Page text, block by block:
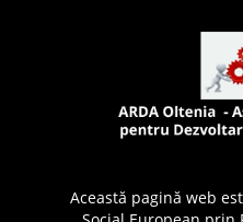
Această pagină web